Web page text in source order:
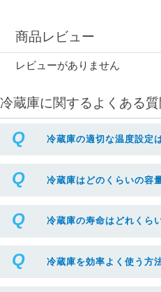
商品レビュー
レビューがありません
冷蔵庫に関するよくある
冷蔵庫の適切な温度設定
冷蔵庫はどのくらいの容
冷蔵庫の寿命はどれくら
冷蔵庫を効率よく使う方